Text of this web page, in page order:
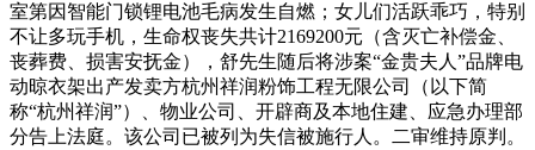
室第因智能门锁锂电池毛病发生自燃；女儿们活跃乖巧，特别
不让多玩手机，生命权丧失共计2169200元（含灭亡补偿金、
丧葬费、损害安抚金），舒先生随后将涉案“金贵夫人”品牌电
动晾衣架出产发卖方杭州祥润粉饰工程无限公司（以下简
称“杭州祥润”）、物业公司、开辟商及本地住建、应急办理部
分告上法庭。该公司已被列为失信被施行人。二审维持原判。